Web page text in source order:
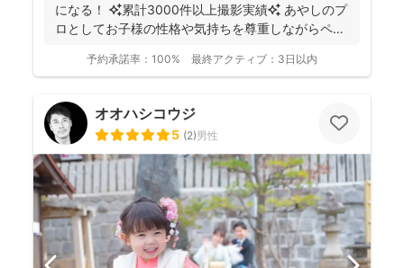
になる！ ✨累計3000件以上撮影実績✨ あやしのプ
ロとしてお子様の性格や気持ちを尊重しながらペー
予約承諾率： 100% 最終アクティブ： 3日以内
オオハシコウジ
5 (2)男性